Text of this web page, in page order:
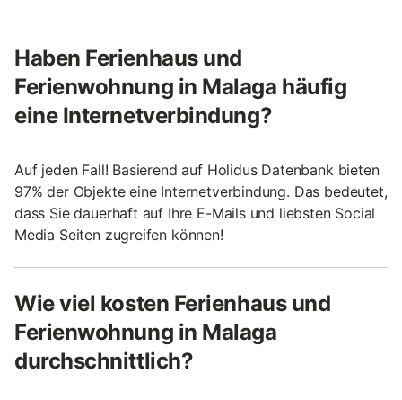
Haben Ferienhaus und
Ferienwohnung in Malaga häufig
eine Internetverbindung?
Auf jeden Fall! Basierend auf Holidus Datenbank bieten
97% der Objekte eine Internetverbindung. Das bedeutet,
dass Sie dauerhaft auf Ihre E-Mails und liebsten Social
Media Seiten zugreifen können!
Wie viel kosten Ferienhaus und
Ferienwohnung in Malaga
durchschnittlich?